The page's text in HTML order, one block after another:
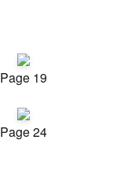
Page 19
Page 24